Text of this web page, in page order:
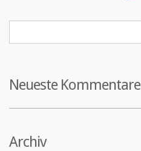
Neueste Kommentare
Archiv